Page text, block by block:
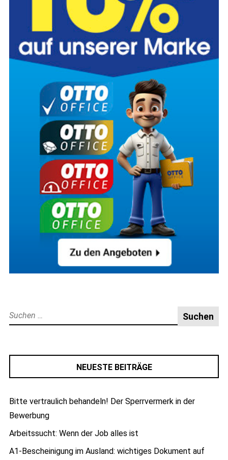
Suche
nach:
NEUESTE BEITRÄGE
Bitte vertraulich behandeln! Der Sperrvermerk in der
Bewerbung
Arbeitssucht: Wenn der Job alles ist
A1-Bescheinigung im Ausland: wichtiges Dokument auf